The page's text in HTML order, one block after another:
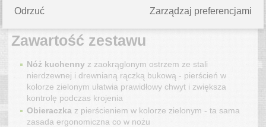
Uwaga: narzędzia są ostre. Używać wyłącznie pod
nadzorem dorosłych.
Zawartość zestawu
Nóż kuchenny z zaokrąglonym ostrzem ze stali
nierdzewnej i drewnianą rączką bukową - pierścień w
kolorze zielonym ułatwia prawidłowy chwyt i zwiększa
kontrolę podczas krojenia
Obieraczka z pierścieniem w kolorze zielonym - ta sama
zasada ergonomiczna co w nożu
Zarządzaj preferencjami
Odrzuć